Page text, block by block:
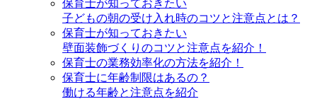
保育士が知っておきたい
子どもの朝の受け入れ時のコツと注意点とは？
保育士が知っておきたい
壁面装飾づくりのコツと注意点を紹介！
保育士の業務効率化の方法を紹介！
保育士に年齢制限はあるの？
働ける年齢と注意点を紹介